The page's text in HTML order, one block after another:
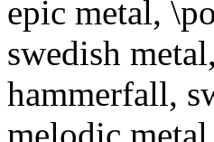
epic metal,
swedish
hammerfall,